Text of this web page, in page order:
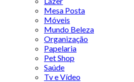
Mesa Posta
Móveis
Mundo Beleza
Organização
Papelaria
Pet Shop
Saúde
Tv e Vídeo